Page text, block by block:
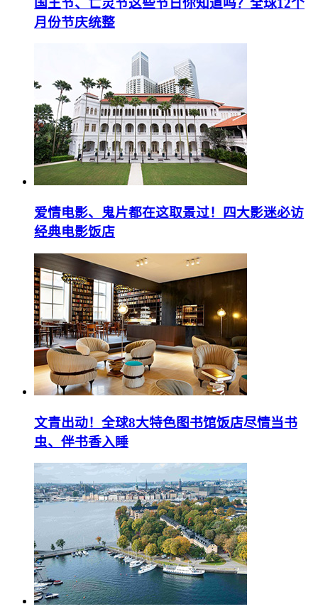
国王节、亡灵节这些节日你知道吗？全球12个
月份节庆统整
爱情电影、鬼片都在这取景过！四大影迷必访
经典电影饭店
文青出动！全球8大特色图书馆饭店尽情当书
虫、伴书香入睡